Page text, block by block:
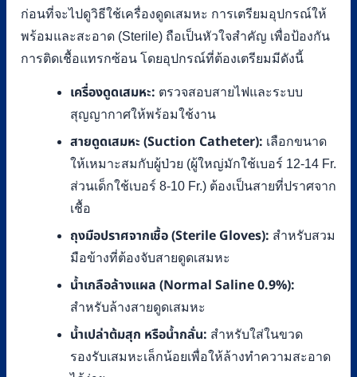
ก่อนที่จะไปดูวิธีใช้เครื่องดูดเสมหะ การเตรียมอุปกรณ์ให้
พร้อมและสะอาด (Sterile) ถือเป็นหัวใจสำคัญ เพื่อป้องกัน
การติดเชื้อแทรกซ้อน โดยอุปกรณ์ที่ต้องเตรียมมีดังนี้
เครื่องดูดเสมหะ: ตรวจสอบสายไฟและระบบ
สุญญากาศให้พร้อมใช้งาน
สายดูดเสมหะ (Suction Catheter): เลือกขนาด
ให้เหมาะสมกับผู้ป่วย (ผู้ใหญ่มักใช้เบอร์ 12-14 Fr.
ส่วนเด็กใช้เบอร์ 8-10 Fr.) ต้องเป็นสายที่ปราศจาก
เชื้อ
ถุงมือปราศจากเชื้อ (Sterile Gloves): สำหรับสวม
มือข้างที่ต้องจับสายดูดเสมหะ
น้ำเกลือล้างแผล (Normal Saline 0.9%):
สำหรับล้างสายดูดเสมหะ
น้ำเปล่าต้มสุก หรือน้ำกลั่น: สำหรับใส่ในขวด
รองรับเสมหะเล็กน้อยเพื่อให้ล้างทำความสะอาด